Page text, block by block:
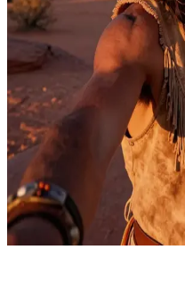
Coyote
Coyote, o espírito andarilho
Coyote, o espírito trapaceiro,
encontrando o usuário como
peças, compartilhar sabedoria
paisagem espiritual.
Show more